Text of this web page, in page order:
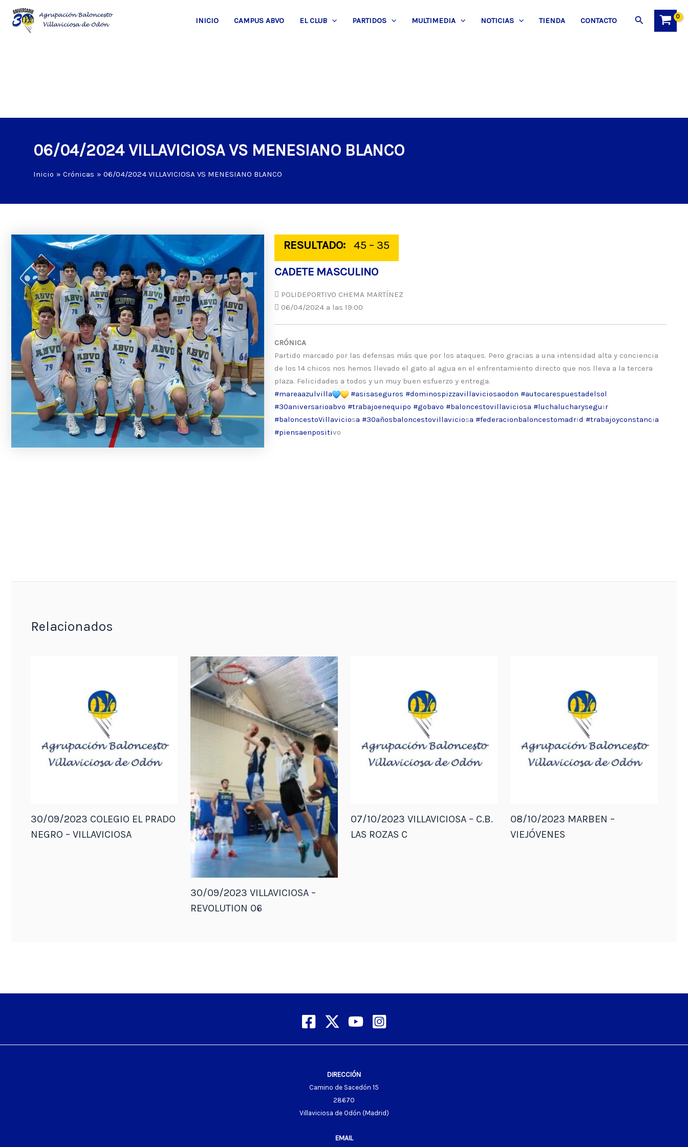
contenido
INICIO CAMPUS ABVO EL CLUB PARTIDOS MULTIMEDIA NOTICIAS TIENDA CONTACTO Buscar
06/04/2024 VILLAVICIOSA VS MENESIANO BLANCO
Inicio Crónicas 06/04/2024 VILLAVICIOSA VS MENESIANO BLANCO
RESULTADO: 45 – 35
CADETE MASCULINO
POLIDEPORTIVO CHEMA MARTÍNEZ
06/04/2024 a las 19:00
CRÓNICA
Partido marcado por las defensas más que por los ataques. Pero gracias a una intensidad alta y conciencia
de los 14 chicos nos hemos llevado el gato al agua en el enfrentamiento directo que nos lleva a la tercera
plaza. Felicidades a todos y un muy buen esfuerzo y entrega.
#mareaazulvilla
#asisaseguros #dominospizzavillaviciosaodon #autocarespuestadelsol
#30aniversarioabvo #trabajoenequipo #gobavo #baloncestovillaviciosa #luchalucharyseguir
#baloncestoVillaviciosa #30añosbaloncestovillaviciosa #federacionbaloncestomadrid #trabajoyconstancia
#piensaenpositivo
Relacionados
30/09/2023 COLEGIO EL PRADO
NEGRO – VILLAVICIOSA
30/09/2023 VILLAVICIOSA –
REVOLUTION 06
07/10/2023 VILLAVICIOSA – C.B.
LAS ROZAS C
08/10/2023 MARBEN –
VIEJÓVENES
DIRECCIÓN
Camino de Sacedón 15
28670
Villaviciosa de Odón (Madrid)
EMAIL